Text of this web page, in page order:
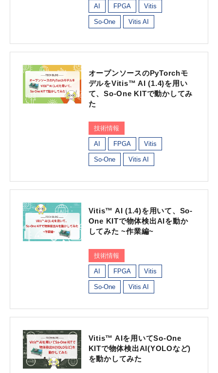
AI FPGA Vitis
So-One Vitis AI
オープンソースのPyTorchモ
デルをVitis™ AI (1.4)を用い
て、So-One KITで動かしてみ
た
技術情報
AI FPGA Vitis
So-One Vitis AI
Vitis™ AI (1.4)を用いて、So-
One KITで物体検出AIを動か
してみた ~作業編~
技術情報
AI FPGA Vitis
So-One Vitis AI
Vitis™ AIを用いてSo-One
KITで物体検出AI(YOLOなど)
を動かしてみた